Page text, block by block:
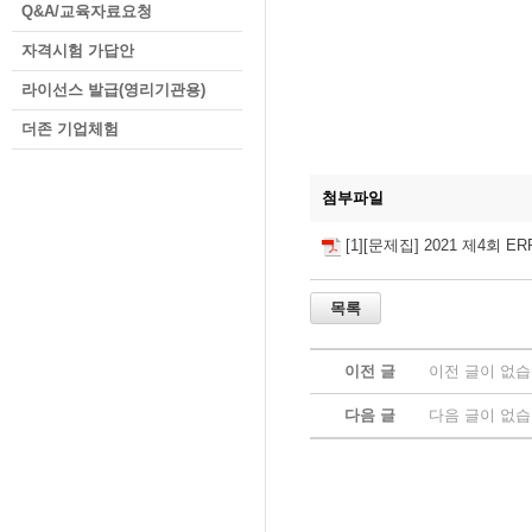
Q&A/교육자료요청
자격시험 가답안
라이선스 발급(영리기관용)
더존 기업체험
첨부파일
[1][문제집] 2021 제4회
이전 글 이전 글이 없
다음 글 다음 글이 없